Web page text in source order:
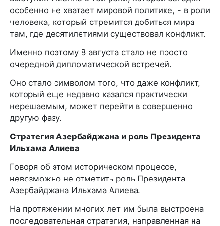
особенно не хватает мировой политике, - в роли
человека, который стремится добиться мира
там, где десятилетиями существовал конфликт.
Именно поэтому 8 августа стало не просто
очередной дипломатической встречей.
Оно стало символом того, что даже конфликт,
который еще недавно казался практически
нерешаемым, может перейти в совершенно
другую фазу.
Стратегия Азербайджана и роль Президента
Ильхама Алиева
Говоря об этом историческом процессе,
невозможно не отметить роль Президента
Азербайджана Ильхама Алиева.
На протяжении многих лет им была выстроена
последовательная стратегия, направленная на